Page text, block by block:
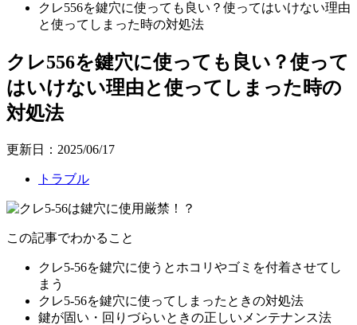
クレ556を鍵穴に使っても良い？使ってはいけない理由
と使ってしまった時の対処法
クレ556を鍵穴に使っても良い？使って
はいけない理由と使ってしまった時の
対処法
更新日：2025/06/17
トラブル
この記事でわかること
クレ5-56を鍵穴に使うとホコリやゴミを付着させてし
まう
クレ5-56を鍵穴に使ってしまったときの対処法
鍵が固い・回りづらいときの正しいメンテナンス法